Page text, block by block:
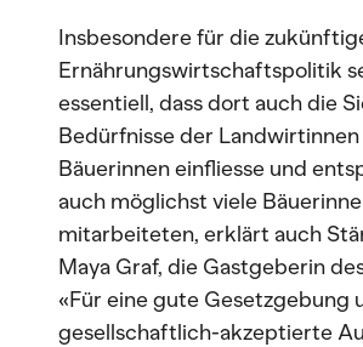
Insbesondere für die
Ernährungswirtschaftspolitik
essentiell, dass dort auch die
Bedürfnisse der Landwirtinnen
Bäuerinnen einfliesse und
auch möglichst viele
mitarbeiteten, erklärt auch
Maya Graf, die Gastgeberin
«Für eine gute Gesetzgebung
gesellschaftlich-akzeptierte